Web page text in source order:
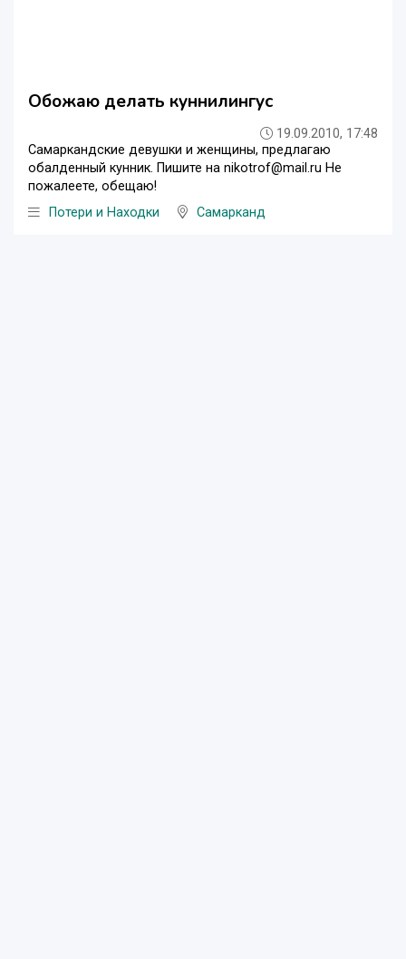
Обожаю делать куннилингус
19.09.2010, 17:48
Самаркандские девушки и женщины, предлагаю
обалденный кунник. Пишите на nikotrof@mail.ru Не
пожалеете, обещаю!
Потери и Находки
Самарканд